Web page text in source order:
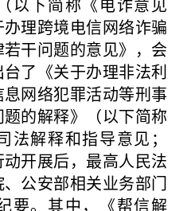
办理跨境电信网络诈骗
干问题的意见》，会
了《关于办理非法利
网络犯罪活动等刑事
的解释》（以下简称
法解释和指导意见；
动开展后，最高人民法
公安部相关业务部门
要。其中，《帮信解